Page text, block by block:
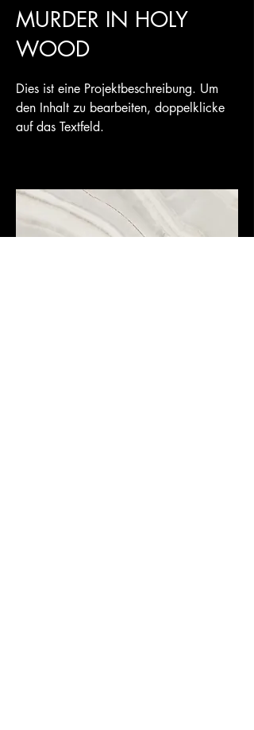
MURDER IN HOLY
WOOD
Dies ist eine Projektbeschreibung. Um
den Inhalt zu bearbeiten, doppelklicke
auf das Textfeld.